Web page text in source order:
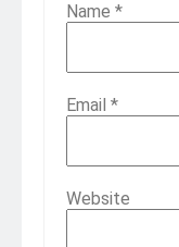
Name *
Email *
Website